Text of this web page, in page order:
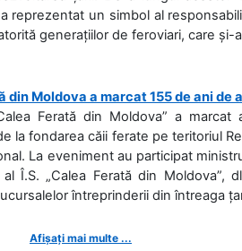
reprezentat un simbol al
generațiilor de feroviari, care
din Moldova a marcat 155 de ani de
Ferată din Moldova” a
la fondarea căii ferate pe teritoriul
La eveniment au participat
Î.S. „Calea Ferată din Moldova”,
întreprinderii din întreaga
Afișați mai multe ...